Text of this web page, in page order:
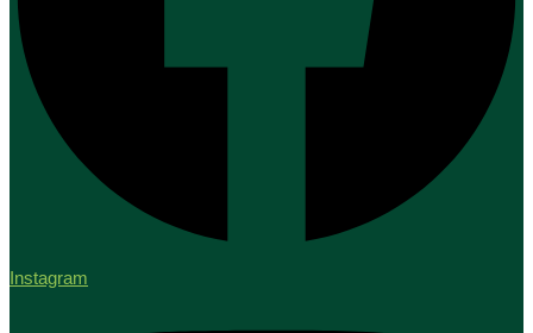
Instagram